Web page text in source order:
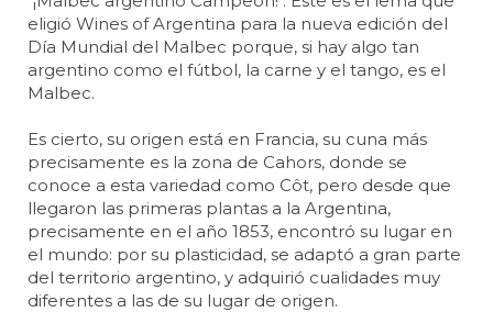
eligió Wines of Argentina para la nueva edición del
Día Mundial del Malbec porque, si hay algo tan
argentino como el fútbol, la carne y el tango, es el
Malbec.
Es cierto, su origen está en Francia, su cuna más
precisamente es la zona de Cahors, donde se
conoce a esta variedad como Côt, pero desde que
llegaron las primeras plantas a la Argentina,
precisamente en el año 1853, encontró su lugar en
el mundo: por su plasticidad, se adaptó a gran parte
del territorio argentino, y adquirió cualidades muy
diferentes a las de su lugar de origen.